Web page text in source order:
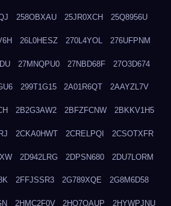
258OBXAU 25JR0XCH 25Q8956U
26L0HESZ 270L4YOL 276UFPNM
27MNQPU0 27NBD68F 27O3D674
299T1G15 2A01R6QT 2AAYZL7V
2B2G3AW2 2BFZFCNW 2BKKV1H5
2CKA0HWT 2CRELPQI 2CSOTXFR
2D942LRG 2DPSN680 2DU7LORM
2FFJSSR3 2G789XQE 2G8M6D58
2HMC2F0V 2HO7QAUP 2HYWPJNU